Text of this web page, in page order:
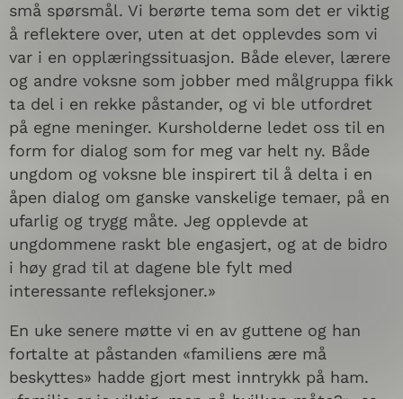
små spørsmål. Vi berørte tema som det er viktig
å reflektere over, uten at det opplevdes som vi
var i en opplæringssituasjon. Både elever, lærere
og andre voksne som jobber med målgruppa fikk
ta del i en rekke påstander, og vi ble utfordret
på egne meninger. Kursholderne ledet oss til en
form for dialog som for meg var helt ny. Både
ungdom og voksne ble inspirert til å delta i en
åpen dialog om ganske vanskelige temaer, på en
ufarlig og trygg måte. Jeg opplevde at
ungdommene raskt ble engasjert, og at de bidro
i høy grad til at dagene ble fylt med
interessante refleksjoner.»
En uke senere møtte vi en av guttene og han
fortalte at påstanden «familiens ære må
beskyttes» hadde gjort mest inntrykk på ham.